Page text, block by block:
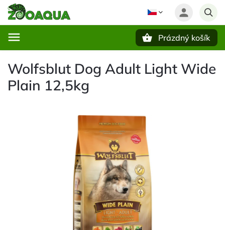
Prázdný košík
Wolfsblut Dog Adult Light Wide
Plain 12,5kg